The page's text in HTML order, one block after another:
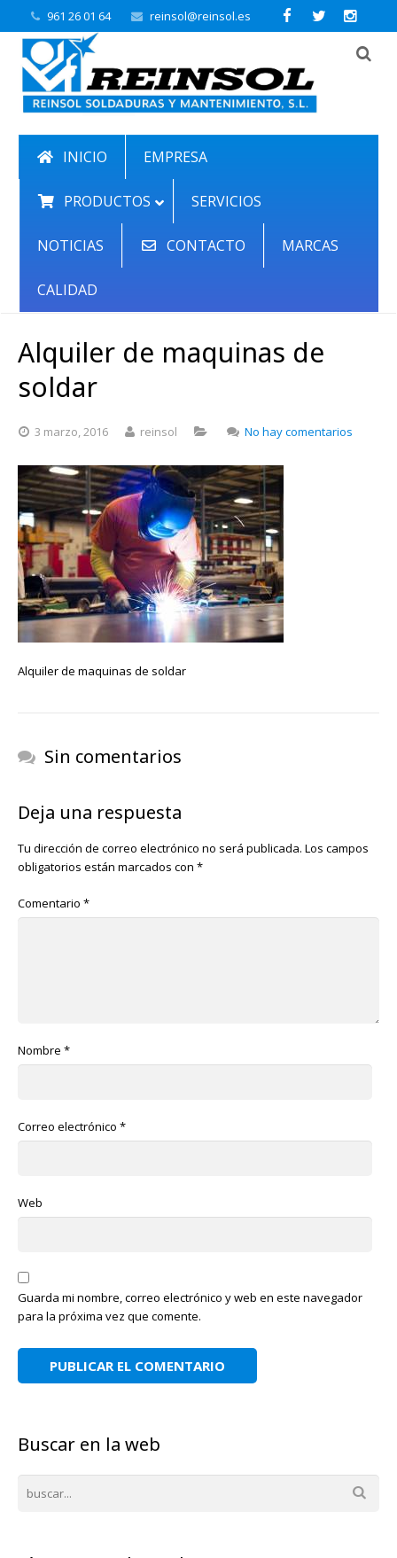
961 26 01 64 reinsol@reinsol.es
INICIO EMPRESA
PRODUCTOS SERVICIOS
NOTICIAS CONTACTO MARCAS
CALIDAD
Alquiler de maquinas de
soldar
3 marzo, 2016 reinsol No hay comentarios
Alquiler de maquinas de soldar
Sin comentarios
Deja una respuesta
Tu dirección de correo electrónico no será publicada. Los campos
obligatorios están marcados con *
Comentario *
Nombre *
Correo electrónico *
Web
Guarda mi nombre, correo electrónico y web en este navegador
para la próxima vez que comente.
Buscar en la web